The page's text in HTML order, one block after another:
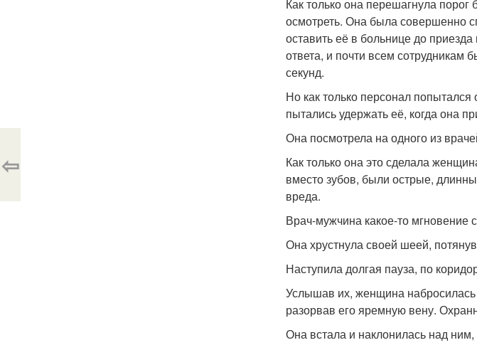
Как только она перешагнула
осмотреть. Она была совершенно
оставить её в больнице до
ответа, и почти всем сотрудникам
секунд.
Но как только персонал
пытались удержать её, когда она
Она посмотрела на одного из
Как только она это сделала
вместо зубов, были острые,
вреда.
Врач-мужчина какое-то мгновение
Она хрустнула своей шеей,
Наступила долгая пауза, по
Услышав их, женщина набросилась
разорвав его яремную вену.
Она встала и наклонилась над ним,
⇦